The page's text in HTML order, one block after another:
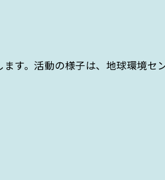
す。活動の様子は、地球環境セ